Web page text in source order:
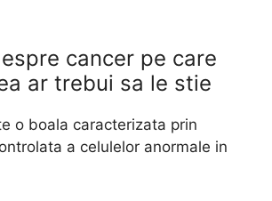
cancer pe care
ar trebui sa le stie
o boala caracterizata prin
a celulelor anormale in